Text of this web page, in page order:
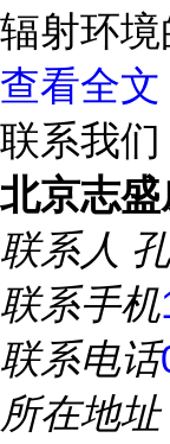
辐射环境
查看全文
联系我们
北京志盛
联系人
联系手机
联系电话
所在地址